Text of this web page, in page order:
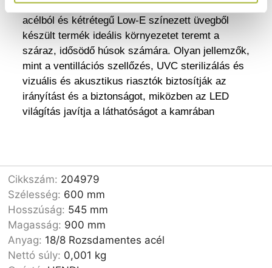
méretben A kiváló minőségű 18/8 rozsdamentes
acélból és kétrétegű Low-E színezett üvegből
készült termék ideális környezetet teremt a
száraz, idősödő húsok számára. Olyan jellemzők,
mint a ventillációs szellőzés, UVC sterilizálás és
vizuális és akusztikus riasztók biztosítják az
irányítást és a biztonságot, miközben az LED
világítás javítja a láthatóságot a kamrában
Cikkszám: 204979
Szélesség: 600 mm
Hosszúság: 545 mm
Magasság: 900 mm
Anyag: 18/8 Rozsdamentes acél
Nettó súly: 0,001 kg